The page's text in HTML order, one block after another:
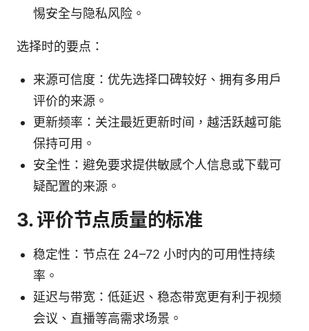
惕安全与隐私风险。
选择时的要点：
来源可信度：优先选择口碑较好、拥有多用户
评价的来源。
更新频率：关注最近更新时间，越活跃越可能
保持可用。
安全性：避免要求提供敏感个人信息或下载可
疑配置的来源。
3. 评价节点质量的标准
稳定性：节点在 24–72 小时内的可用性持续
率。
延迟与带宽：低延迟、稳态带宽更有利于视频
会议、直播等高需求场景。